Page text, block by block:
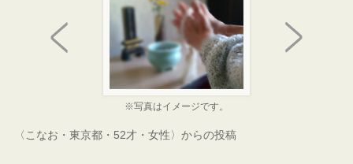
※写真はイメージです。
〈こなお・東京都・52才・女性〉からの投稿